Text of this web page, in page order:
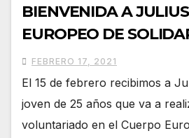
BIENVENIDA A
EUROPEO DE
FEBRERO 17, 2021
El 15 de febrero recibimos a
joven de 25 años que va a
voluntariado en el Cuerpo